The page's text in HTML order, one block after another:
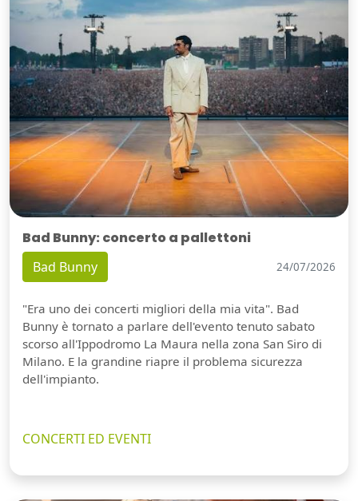
Bad Bunny: concerto a pallettoni
Bad Bunny 24/07/2026
"Era uno dei concerti migliori della mia vita". Bad
Bunny è tornato a parlare dell'evento tenuto sabato
scorso all'Ippodromo La Maura nella zona San Siro di
Milano. E la grandine riapre il problema sicurezza
dell'impianto.
CONCERTI ED EVENTI